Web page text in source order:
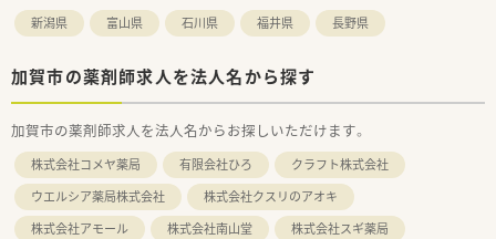
新潟県 富山県 石川県 福井県 長野県
加賀市の薬剤師求人を法人名から探す
加賀市の薬剤師求人を法人名からお探しいただけます。
株式会社コメヤ薬局 有限会社ひろ
クラフト株式会社
ウエルシア薬局株式会社
株式会社クスリのアオキ
株式会社アモール
株式会社南山堂
株式会社スギ薬局